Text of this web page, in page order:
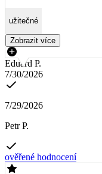
užitečné
Zobrazit více
Eduard P.
7/30/2026
7/29/2026
Petr P.
ověřené hodnocení